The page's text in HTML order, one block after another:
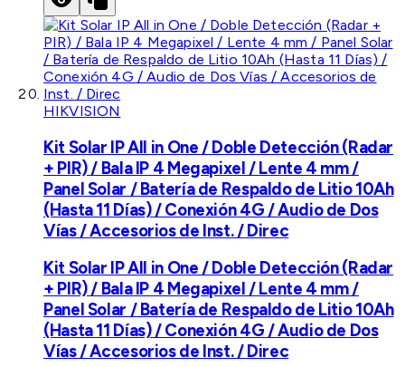
HIKVISION
Kit Solar IP All in One / Doble Detección (Radar
+ PIR) / Bala IP 4 Megapixel / Lente 4 mm /
Panel Solar / Batería de Respaldo de Litio 10Ah
(Hasta 11 Días) / Conexión 4G / Audio de Dos
Vías / Accesorios de Inst. / Direc
Kit Solar IP All in One / Doble Detección (Radar
+ PIR) / Bala IP 4 Megapixel / Lente 4 mm /
Panel Solar / Batería de Respaldo de Litio 10Ah
(Hasta 11 Días) / Conexión 4G / Audio de Dos
Vías / Accesorios de Inst. / Direc